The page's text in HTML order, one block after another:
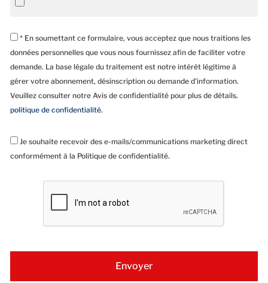
* En soumettant ce formulaire, vous acceptez que nous traitions les
données personnelles que vous nous fournissez afin de faciliter votre
demande. La base légale du traitement est notre intérêt légitime à
gérer votre abonnement, désinscription ou demande d’information.
Veuillez consulter notre Avis de confidentialité pour plus de détails.
politique de confidentialité.
Je souhaite recevoir des e-mails/communications marketing direct
conformément à la Politique de confidentialité.